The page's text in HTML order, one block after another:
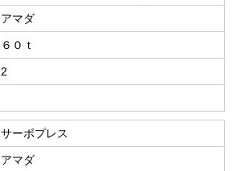
アマダ
６０ｔ
2
サーボプレス
アマダ